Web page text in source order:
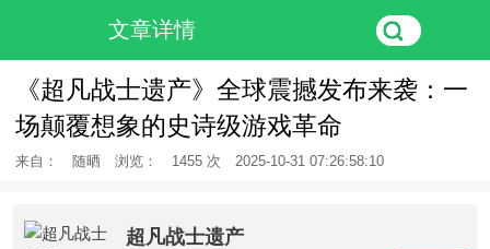
文章详情
《超凡战士遗产》全球震撼发布来袭：一
场颠覆想象的史诗级游戏革命
来自： 随晒 浏览： 1455 次 2025-10-31 07:26:58:10
超凡战士遗产